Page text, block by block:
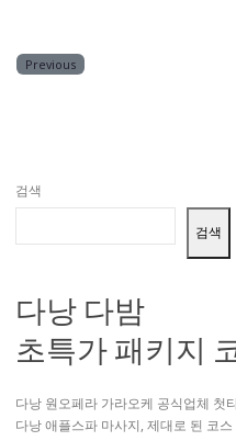
Previous
검색
검색
다낭 다밤
초특가 패키지
다낭 원오페라 가라오케 공식업체 첫
다낭 애플스파 마사지, 제대로 된 코